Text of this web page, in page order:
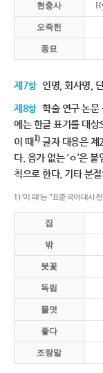
현충사
오죽헌
종묘
제7항 인명, 회사명,
제8항 학술 연구 논문
에는 한글 표기를 대상
이 때1)글자 대응은 제2
다. 음가 없는 ‘ㅇ’은
칙으로 한다. 기타 분
1) '이 때'는 "표준국어대사
집
밖
붓꽃
독립
물엿
좋다
조랑말